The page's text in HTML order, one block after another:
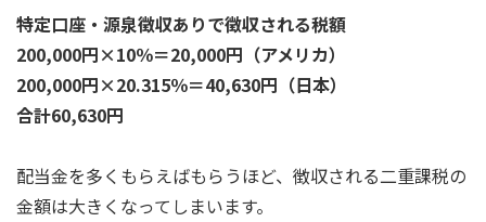
特定口座・源泉徴収ありで徴収される税額
200,000円×10％＝20,000円（アメリカ）
200,000円×20.315％＝40,630円（日本）
合計60,630円
配当金を多くもらえばもらうほど、徴収される二重課税の
金額は大きくなってしまいます。